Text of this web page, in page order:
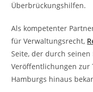
Überbrückungshilfen.
Als kompetenter
für Verwaltungsrecht,
Seite, der durch
Veröffentlichungen zur
Hamburgs hinaus